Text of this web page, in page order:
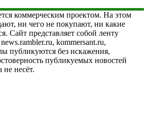
коммерческим проектом. На этом
ни чего не покупают, ни какие
Сайт представляет собой ленту
kommersant.ru,
публикуются без искажения,
публикуемых новостей
несёт.